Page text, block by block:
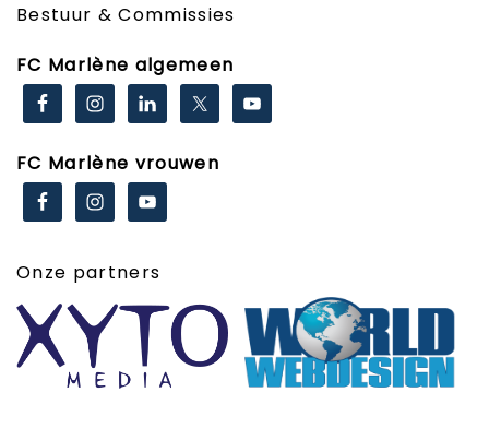
Bestuur & Commissies
FC Marlène algemeen
FC Marlène vrouwen
Onze partners